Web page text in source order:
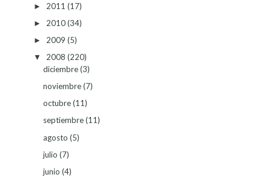
► 2011 (17)
► 2010(34)
► 2009 (5)
▼ 2008 (220)
diciembre(3)
noviembre(7)
octubre(11)
septiembre(11)
agosto (5)
julio (7)
junio (4)